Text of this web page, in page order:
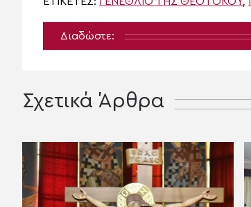
Διαδώστε:
Σχετικά Άρθρα